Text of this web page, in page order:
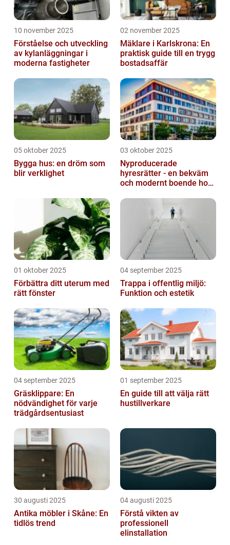
10 november 2025
Förståelse och utveckling
av kylanläggningar i
moderna fastigheter
02 november 2025
Mäklare i Karlskrona: En
praktisk guide till en trygg
bostadsaffär
05 oktober 2025
Bygga hus: en dröm som
blir verklighet
03 oktober 2025
Nyproducerade
hyresrätter - en bekväm
och modernt boende hos
nyproduktion
01 oktober 2025
Förbättra ditt uterum med
rätt fönster
04 september 2025
Trappa i offentlig miljö:
Funktion och estetik
04 september 2025
Gräsklippare: En
nödvändighet för varje
trädgårdsentusiast
01 september 2025
En guide till att välja rätt
hustillverkare
30 augusti 2025
Antika möbler i Skåne: En
tidlös trend
04 augusti 2025
Förstå vikten av
professionell
elinstallation